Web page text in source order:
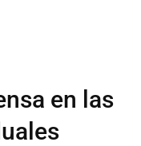
en las